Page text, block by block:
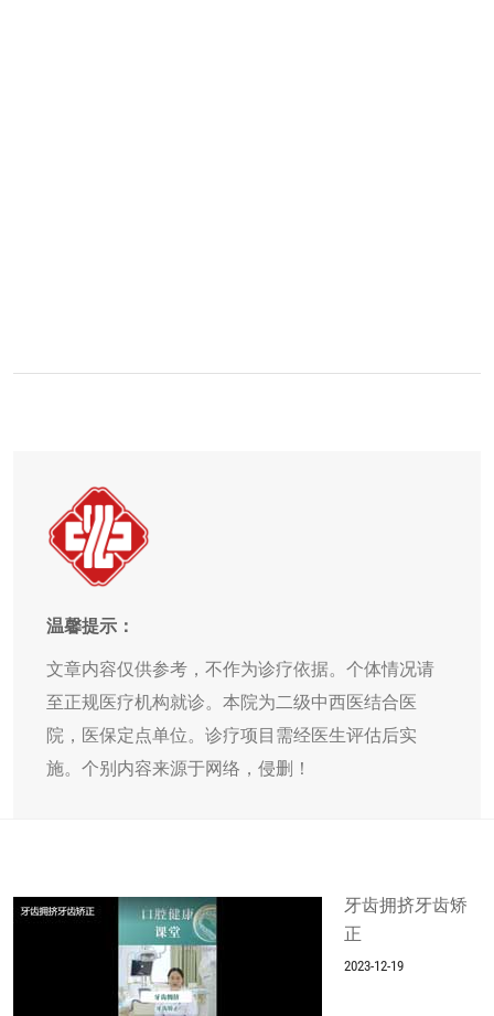
温馨提示：
文章内容仅供参考，不作为诊疗依据。个体情况请
至正规医疗机构就诊。本院为二级中西医结合医
院，医保定点单位。诊疗项目需经医生评估后实
施。个别内容来源于网络，侵删！
牙齿拥挤牙齿矫
正
2023-12-19